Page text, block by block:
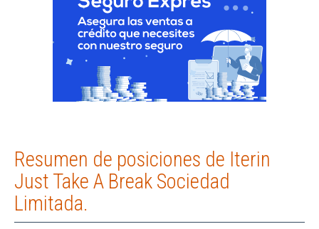
Resumen de posiciones de Iterin
Just Take A Break Sociedad
Limitada.